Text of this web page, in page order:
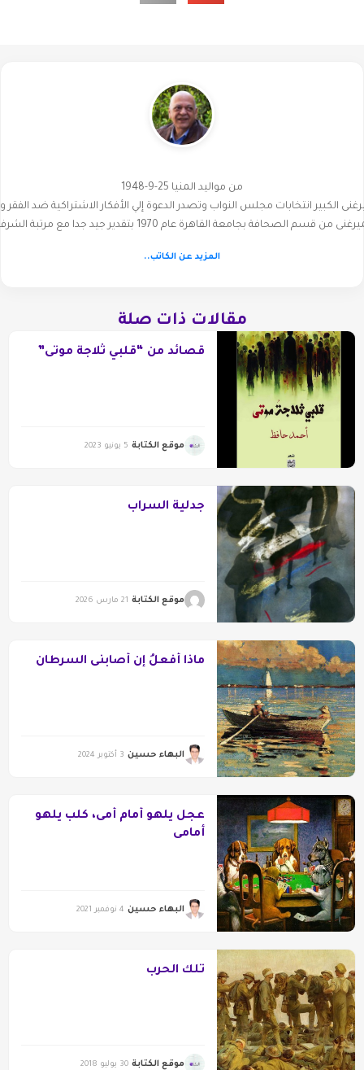
من مواليد المنيا 25-9-1948
الصحافة بجامعة القاهرة عام 1970 بتقدير جيد جدا مع مرتبة الشرف. أسهم فى…
المزيد عن الكاتب..
مقالات ذات صلة
قصائد من “قلبي ثلاجة موتى”
موقع الكتابة 5 يونيو 2023
جدلية السراب
موقع الكتابة 21 مارس 2026
ماذا أفعلُ إن أصابنى السرطان
البهاء حسين 3 أكتوبر 2024
عجل يلهو أمام أمى، كلب يلهو
أمامى
البهاء حسين 4 نوفمبر 2021
تلك الحرب
موقع الكتابة 30 يوليو 2018